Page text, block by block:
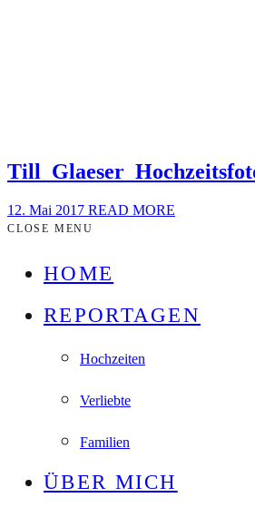
12. Mai 2017 READ MORE
CLOSE MENU
HOME
REPORTAGEN
Hochzeiten
Verliebte
Familien
ÜBER MICH